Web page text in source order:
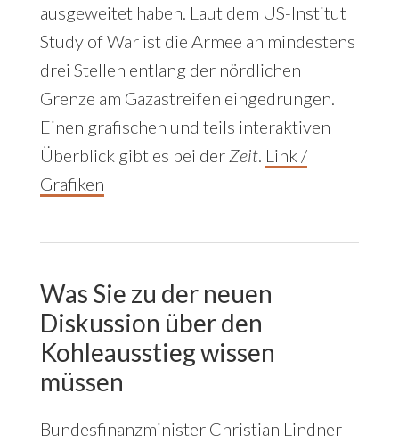
ausgeweitet haben. Laut dem US-Institut
Study of War ist die Armee an mindestens
drei Stellen entlang der nördlichen
Grenze am Gazastreifen eingedrungen.
Einen grafischen und teils interaktiven
Überblick gibt es bei der Zeit. Link /
Grafiken
Was Sie zu der neuen
Diskussion über den
Kohleausstieg wissen
müssen
Bundesfinanzminister Christian Lindner